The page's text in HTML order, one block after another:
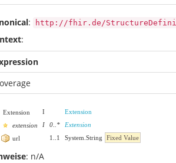
: http://fhir.de/
:
Extension I
Extension
extension
I 0 *
Extension
url
1 1 System.String Fixed Value
: n/A